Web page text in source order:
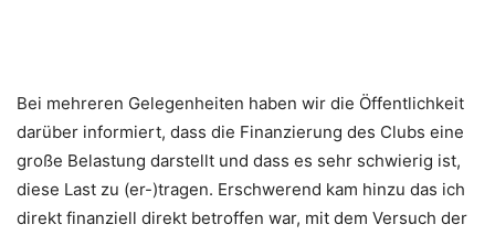
Bei mehreren Gelegenheiten haben wir die Öffentlichkeit
darüber informiert, dass die Finanzierung des Clubs eine
große Belastung darstellt und dass es sehr schwierig ist,
diese Last zu (er-)tragen. Erschwerend kam hinzu das ich
direkt finanziell direkt betroffen war, mit dem Versuch der